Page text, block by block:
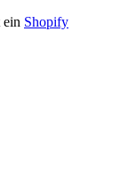
Shopify